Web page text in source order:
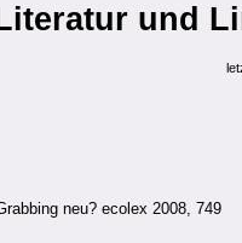
und
neu? ecolex 2008, 749